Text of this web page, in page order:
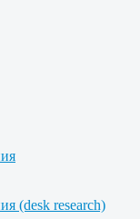
(desk research)